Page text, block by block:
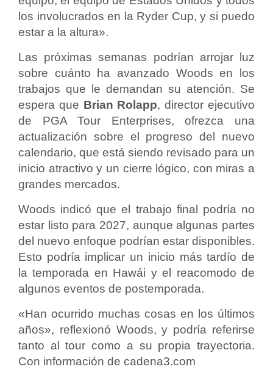
los involucrados en la Ryder Cup, y si puedo
estar a la altura».
Las próximas semanas podrían arrojar luz
sobre cuánto ha avanzado Woods en los
trabajos que le demandan su atención. Se
espera que Brian Rolapp, director ejecutivo
de PGA Tour Enterprises, ofrezca una
actualización sobre el progreso del nuevo
calendario, que está siendo revisado para un
inicio atractivo y un cierre lógico, con miras a
grandes mercados.
Woods indicó que el trabajo final podría no
estar listo para 2027, aunque algunas partes
del nuevo enfoque podrían estar disponibles.
Esto podría implicar un inicio más tardío de
la temporada en Hawái y el reacomodo de
algunos eventos de postemporada.
«Han ocurrido muchas cosas en los últimos
años», reflexionó Woods, y podría referirse
tanto al tour como a su propia trayectoria.
Con información de cadena3.com